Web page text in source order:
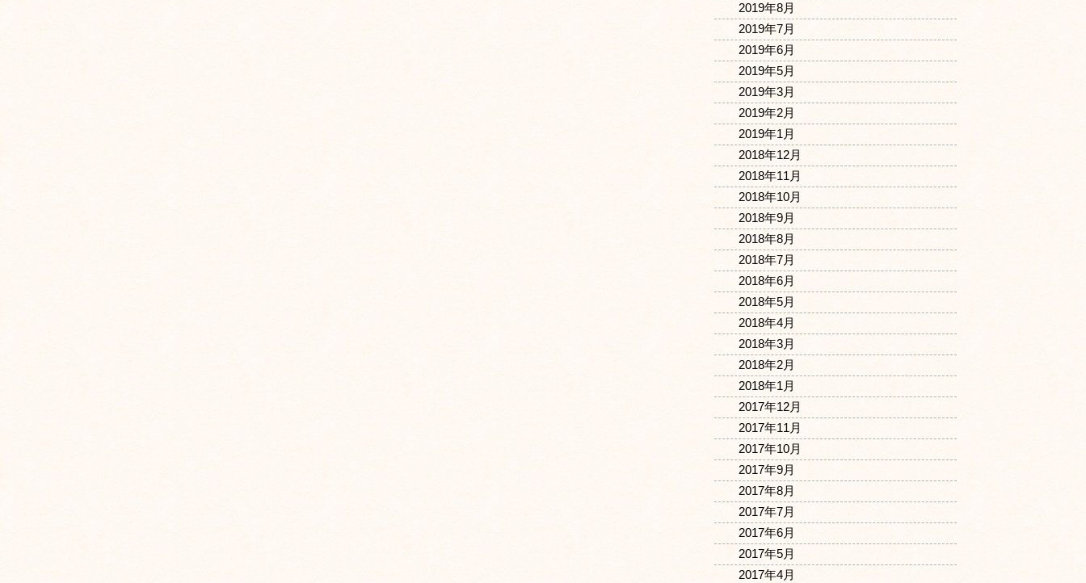
2019年8月
2019年7月
2019年6月
2019年5月
2019年3月
2019年2月
2019年1月
2018年12月
2018年11月
2018年10月
2018年9月
2018年8月
2018年7月
2018年6月
2018年5月
2018年4月
2018年3月
2018年2月
2018年1月
2017年12月
2017年11月
2017年10月
2017年9月
2017年8月
2017年7月
2017年6月
2017年5月
2017年4月